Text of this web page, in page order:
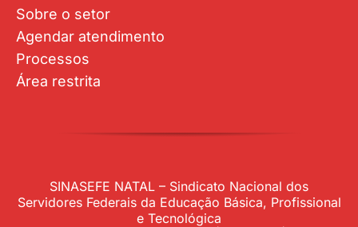
Sobre o setor
Agendar atendimento
Processos
Área restrita
SINASEFE NATAL – Sindicato Nacional dos
Servidores Federais da Educação Básica, Profissional
e Tecnológica